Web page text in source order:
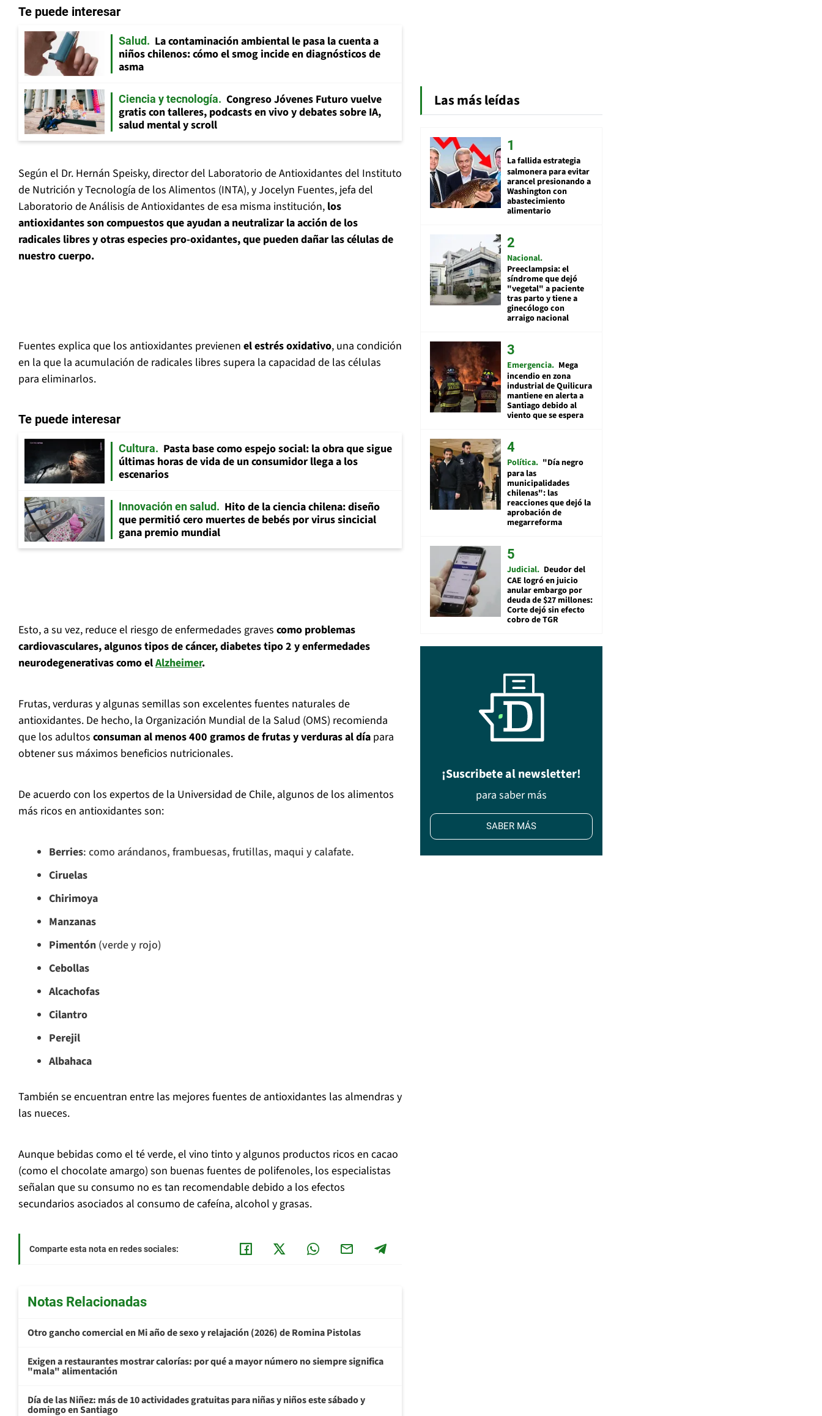
Te puede interesar
Salud
La contaminación ambiental le pasa la cuenta a
niños chilenos: cómo el smog incide en diagnósticos de
asma
Ciencia y tecnología
Congreso Jóvenes Futuro vuelve
gratis con talleres, podcasts en vivo y debates sobre IA,
salud mental y scroll
Según el Dr. Hernán Speisky, director del Laboratorio de Antioxidantes del Instituto
de Nutrición y Tecnología de los Alimentos (INTA), y Jocelyn Fuentes, jefa del
Laboratorio de Análisis de Antioxidantes de esa misma institución, los
antioxidantes son compuestos que ayudan a neutralizar la acción de los
radicales libres y otras especies pro-oxidantes, que pueden dañar las células de
nuestro cuerpo.
Fuentes explica que los antioxidantes previenen el estrés oxidativo, una condición
en la que la acumulación de radicales libres supera la capacidad de las células
para eliminarlos.
Te puede interesar
Cultura
Pasta base como espejo social: la obra que sigue
últimas horas de vida de un consumidor llega a los
escenarios
Innovación en salud
Hito de la ciencia chilena: diseño
que permitió cero muertes de bebés por virus sincicial
gana premio mundial
Esto, a su vez, reduce el riesgo de enfermedades graves como problemas
cardiovasculares, algunos tipos de cáncer, diabetes tipo 2 y enfermedades
neurodegenerativas como elAlzheimer.
Frutas, verduras y algunas semillas son excelentes fuentes naturales de
antioxidantes. De hecho, la Organización Mundial de la Salud (OMS) recomienda
que los adultos consuman al menos 400 gramos de frutas y verduras al día para
obtener sus máximos beneficios nutricionales.
De acuerdo con los expertos de la Universidad de Chile, algunos de los alimentos
más ricos en antioxidantes son:
Berries: como arándanos, frambuesas, frutillas, maqui y calafate.
Ciruelas
Chirimoya
Manzanas
Pimentón (verde y rojo)
Cebollas
Alcachofas
Cilantro
Perejil
Albahaca
También se encuentran entre las mejores fuentes de antioxidantes las almendras y
las nueces.
Aunque bebidas como el té verde, el vino tinto y algunos productos ricos en cacao
(como el chocolate amargo) son buenas fuentes de polifenoles, los especialistas
señalan que su consumo no es tan recomendable debido a los efectos
secundarios asociados al consumo de cafeína, alcohol y grasas.
Comparte esta nota en redes sociales:
Notas Relacionadas
Otro gancho comercial en Mi año de sexo y relajación (2026) de Romina Pistolas
Exigen a restaurantes mostrar calorías: por qué a mayor número no siempre significa
"mala" alimentación
Día de las Niñez: más de 10 actividades gratuitas para niñas y niños este sábado y
domingo en Santiago
Las más leídas
La fallida estrategia
salmonera para evitar
arancel presionando a
Washington con
abastecimiento
alimentario
Nacional
Preeclampsia: el
síndrome que dejó
"vegetal" a paciente
tras parto y tiene a
ginecólogo con
arraigo nacional
Emergencia Mega
incendio en zona
industrial de Quilicura
mantiene en alerta a
Santiago debido al
viento que se espera
Política "Día negro
para las
municipalidades
chilenas": las
reacciones que dejó la
aprobación de
megarreforma
Judicial Deudor del
CAE logró en juicio
anular embargo por
deuda de $27 millones:
Corte dejó sin efecto
cobro de TGR
¡Suscribete al newsletter!
para saber más
SABER MÁS